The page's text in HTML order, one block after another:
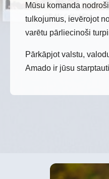
Mūsu komanda
tulkojumus, ievērojot
varētu pārliecinoši
Pārkāpjot valstu,
Amado ir jūsu